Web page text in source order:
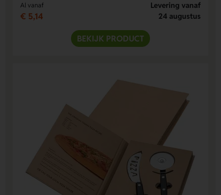
Al vanaf
€ 5,14
Levering vanaf
24 augustus
BEKIJK PRODUCT